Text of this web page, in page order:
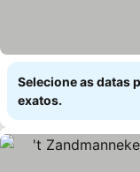
Selecione as datas
exatos.